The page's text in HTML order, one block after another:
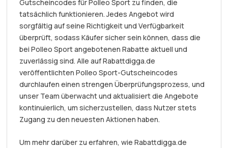
Gutscheincodes für Polleo Sport zu finden, die
tatsächlich funktionieren. Jedes Angebot wird
sorgfältig auf seine Richtigkeit und Verfügbarkeit
überprüft, sodass Käufer sicher sein können, dass die
bei Polleo Sport angebotenen Rabatte aktuell und
zuverlässig sind. Alle auf Rabattdigga.de
veröffentlichten Polleo Sport-Gutscheincodes
durchlaufen einen strengen Überprüfungsprozess, und
unser Team überwacht und aktualisiert die Angebote
kontinuierlich, um sicherzustellen, dass Nutzer stets
Zugang zu den neuesten Aktionen haben.
Um mehr darüber zu erfahren, wie Rabattdigga.de